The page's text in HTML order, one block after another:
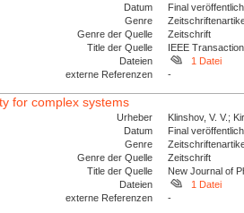
Datum
Final
Genre
Genre der Quelle
Zeitschrift
Title der Quelle
IEEE
Dateien
1 Datei
externe Referenzen
-
for complex systems
Urheber
Klinshov, V. V.;
Datum
Final
Genre
Genre der Quelle
Zeitschrift
Title der Quelle
New Journal of
Dateien
1 Datei
externe Referenzen
-